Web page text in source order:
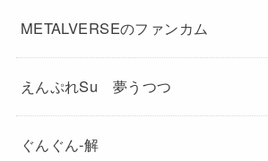
METALVERSEのファンカム
えんぷれSu 夢うつつ
ぐんぐん-解